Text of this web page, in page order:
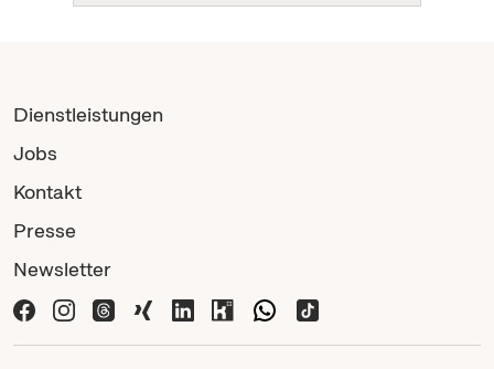
Dienstleistungen
Jobs
Kontakt
Presse
Newsletter